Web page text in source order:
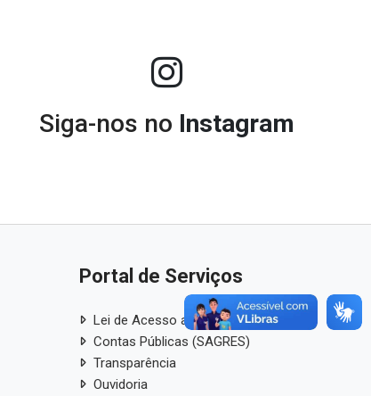
Siga-nos no Instagram
Portal de Serviços
Lei de Acesso a Informação
Contas Públicas (SAGRES)
Transparência
Ouvidoria